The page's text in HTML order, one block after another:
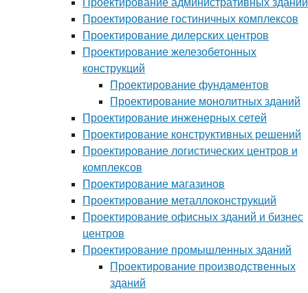
Проектирование административных зданий
Проектирование гостиничных комплексов
Проектирование дилерских центров
Проектирование железобетонных
конструкций
Проектирование фундаментов
Проектирование монолитных зданий
Проектирование инженерных сетей
Проектирование конструктивных решений
Проектирование логистических центров и
комплексов
Проектирование магазинов
Проектирование металлоконструкций
Проектирование офисных зданий и бизнес
центров
Проектирование промышленных зданий
Проектирование производственных
зданий